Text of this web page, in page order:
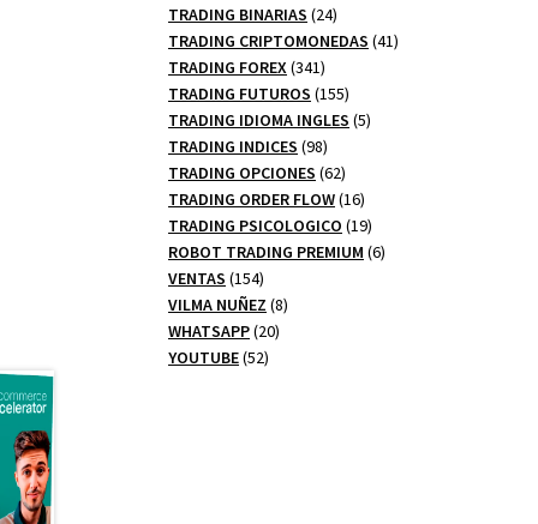
TRADING BINARIAS 2424
productos
TRADING CRIPTOMONEDAS 4141
TRADING FOREX 341341
productos
TRADING FUTUROS 155155
productos
TRADING IDIOMA INGLES 55
TRADING INDICES 9898
productos
TRADING OPCIONES 6262
productos
TRADING ORDER FLOW 1616
productos
TRADING PSICOLOGICO 1919
productos
ROBOT TRADING PREMIUM 66
VENTAS 154154
productos
VILMA NUÑEZ 88
WHATSAPP 2020
YOUTUBE 5252